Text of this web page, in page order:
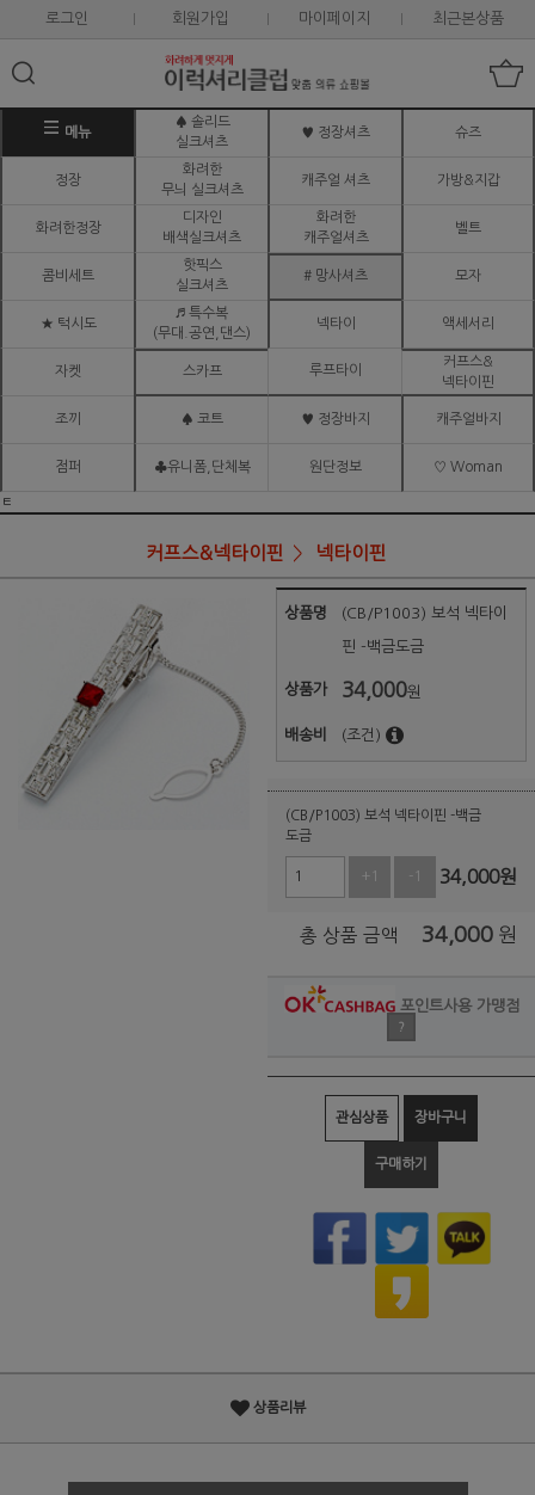
로그인 회원가입 마이페이지 최근본상품
메뉴
♠ 솔리드
실크셔츠
♥ 정장셔츠 슈즈
정장
화려한
무늬 실크셔츠
캐주얼 셔츠 가방&지갑
화려한정장
디자인
배색실크셔츠
화려한
캐주얼셔츠
벨트
콤비세트
핫픽스
실크셔츠
# 망사셔츠 모자
★ 턱시도
♬ 특수복
(무대.공연,댄스)
넥타이 액세서리
자켓 스카프 루프타이
커프스&
넥타이핀
조끼 ♠ 코트 ♥ 정장바지 캐주얼바지
점퍼 ♣유니폼,단체복 원단정보 ♡ Woman
ㅌ
커프스&넥타이핀 넥타이핀
상품명 (CB/P1003) 보석 넥타이
핀 -백금도금
상품가 34,000원
배송비 (조건)
(CB/P1003) 보석 넥타이핀 -백금
도금
+1 -1 34,000원
총 상품 금액 34,000 원
포인트사용 가맹점
?
관심상품 장바구니
구매하기
상품리뷰